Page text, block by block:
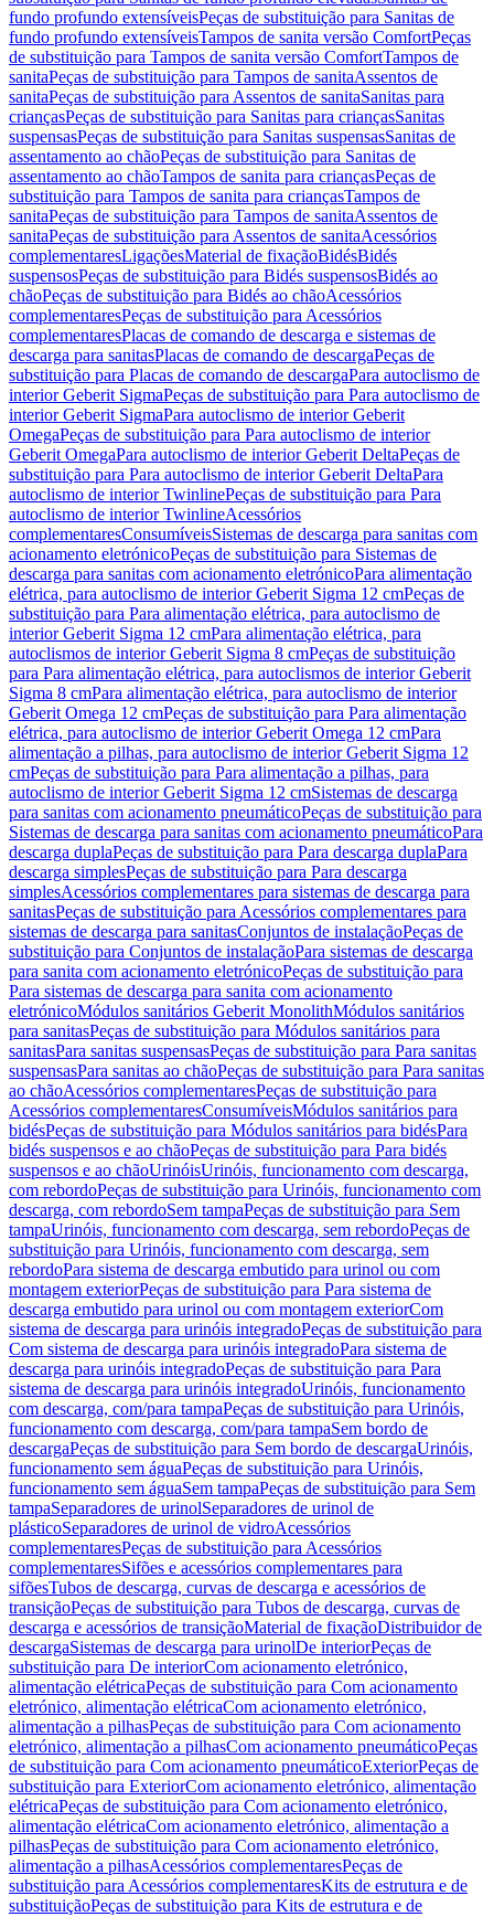
fundo profundo extensíveisPeças de substituição para Sanitas de
fundo profundo extensíveisTampos de sanita versão ComfortPeças
de substituição para Tampos de sanita versão ComfortTampos de
sanitaPeças de substituição para Tampos de sanitaAssentos de
sanitaPeças de substituição para Assentos de sanitaSanitas para
criançasPeças de substituição para Sanitas para criançasSanitas
suspensasPeças de substituição para Sanitas suspensasSanitas de
assentamento ao chãoPeças de substituição para Sanitas de
assentamento ao chãoTampos de sanita para criançasPeças de
substituição para Tampos de sanita para criançasTampos de
sanitaPeças de substituição para Tampos de sanitaAssentos de
sanitaPeças de substituição para Assentos de sanitaAcessórios
complementaresLigaçõesMaterial de fixaçãoBidésBidés
suspensosPeças de substituição para Bidés suspensosBidés ao
chãoPeças de substituição para Bidés ao chãoAcessórios
complementaresPeças de substituição para Acessórios
complementaresPlacas de comando de descarga e sistemas de
descarga para sanitasPlacas de comando de descargaPeças de
substituição para Placas de comando de descargaPara autoclismo de
interior Geberit SigmaPeças de substituição para Para autoclismo de
interior Geberit SigmaPara autoclismo de interior Geberit
OmegaPeças de substituição para Para autoclismo de interior
Geberit OmegaPara autoclismo de interior Geberit DeltaPeças de
substituição para Para autoclismo de interior Geberit DeltaPara
autoclismo de interior TwinlinePeças de substituição para Para
autoclismo de interior TwinlineAcessórios
complementaresConsumíveisSistemas de descarga para sanitas com
acionamento eletrónicoPeças de substituição para Sistemas de
descarga para sanitas com acionamento eletrónicoPara alimentação
elétrica, para autoclismo de interior Geberit Sigma 12 cmPeças de
substituição para Para alimentação elétrica, para autoclismo de
interior Geberit Sigma 12 cmPara alimentação elétrica, para
autoclismos de interior Geberit Sigma 8 cmPeças de substituição
para Para alimentação elétrica, para autoclismos de interior Geberit
Sigma 8 cmPara alimentação elétrica, para autoclismo de interior
Geberit Omega 12 cmPeças de substituição para Para alimentação
elétrica, para autoclismo de interior Geberit Omega 12 cmPara
alimentação a pilhas, para autoclismo de interior Geberit Sigma 12
cmPeças de substituição para Para alimentação a pilhas, para
autoclismo de interior Geberit Sigma 12 cmSistemas de descarga
para sanitas com acionamento pneumáticoPeças de substituição para
Sistemas de descarga para sanitas com acionamento pneumáticoPara
descarga duplaPeças de substituição para Para descarga duplaPara
descarga simplesPeças de substituição para Para descarga
simplesAcessórios complementares para sistemas de descarga para
sanitasPeças de substituição para Acessórios complementares para
sistemas de descarga para sanitasConjuntos de instalaçãoPeças de
substituição para Conjuntos de instalaçãoPara sistemas de descarga
para sanita com acionamento eletrónicoPeças de substituição para
Para sistemas de descarga para sanita com acionamento
eletrónicoMódulos sanitários Geberit MonolithMódulos sanitários
para sanitasPeças de substituição para Módulos sanitários para
sanitasPara sanitas suspensasPeças de substituição para Para sanitas
suspensasPara sanitas ao chãoPeças de substituição para Para sanitas
ao chãoAcessórios complementaresPeças de substituição para
Acessórios complementaresConsumíveisMódulos sanitários para
bidésPeças de substituição para Módulos sanitários para bidésPara
bidés suspensos e ao chãoPeças de substituição para Para bidés
suspensos e ao chãoUrinóisUrinóis, funcionamento com descarga,
com rebordoPeças de substituição para Urinóis, funcionamento com
descarga, com rebordoSem tampaPeças de substituição para Sem
tampaUrinóis, funcionamento com descarga, sem rebordoPeças de
substituição para Urinóis, funcionamento com descarga, sem
rebordoPara sistema de descarga embutido para urinol ou com
montagem exteriorPeças de substituição para Para sistema de
descarga embutido para urinol ou com montagem exteriorCom
sistema de descarga para urinóis integradoPeças de substituição para
Com sistema de descarga para urinóis integradoPara sistema de
descarga para urinóis integradoPeças de substituição para Para
sistema de descarga para urinóis integradoUrinóis, funcionamento
com descarga, com/para tampaPeças de substituição para Urinóis,
funcionamento com descarga, com/para tampaSem bordo de
descargaPeças de substituição para Sem bordo de descargaUrinóis,
funcionamento sem águaPeças de substituição para Urinóis,
funcionamento sem águaSem tampaPeças de substituição para Sem
tampaSeparadores de urinolSeparadores de urinol de
plásticoSeparadores de urinol de vidroAcessórios
complementaresPeças de substituição para Acessórios
complementaresSifões e acessórios complementares para
sifõesTubos de descarga, curvas de descarga e acessórios de
transiçãoPeças de substituição para Tubos de descarga, curvas de
descarga e acessórios de transiçãoMaterial de fixaçãoDistribuidor de
descargaSistemas de descarga para urinolDe interiorPeças de
substituição para De interiorCom acionamento eletrónico,
alimentação elétricaPeças de substituição para Com acionamento
eletrónico, alimentação elétricaCom acionamento eletrónico,
alimentação a pilhasPeças de substituição para Com acionamento
eletrónico, alimentação a pilhasCom acionamento pneumáticoPeças
de substituição para Com acionamento pneumáticoExteriorPeças de
substituição para ExteriorCom acionamento eletrónico, alimentação
elétricaPeças de substituição para Com acionamento eletrónico,
alimentação elétricaCom acionamento eletrónico, alimentação a
pilhasPeças de substituição para Com acionamento eletrónico,
alimentação a pilhasAcessórios complementaresPeças de
substituição para Acessórios complementaresKits de estrutura e de
substituiçãoPeças de substituição para Kits de estrutura e de